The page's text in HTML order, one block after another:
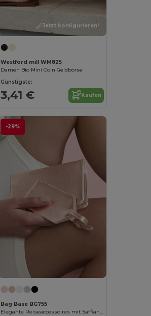
Jetzt konfigurieren!
Westford mill WM825
Damen Bio Mini Coin Geldbörse
Günstigste:
3,41 € Kaufen
-29%
Bag Base BG755
Elegante Reiseaccessoires mit Saffiano-Leder